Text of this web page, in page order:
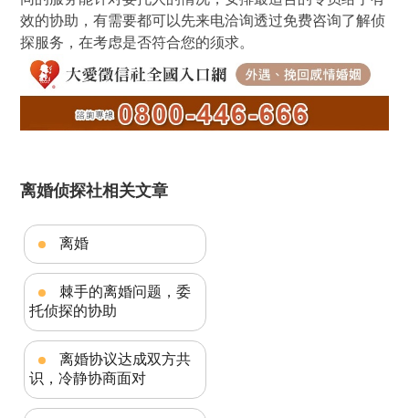
效的协助，有需要都可以先来电洽询透过免费咨询了解侦
探服务，在考虑是否符合您的须求。
离婚侦探社相关文章
离婚
棘手的离婚问题，委
托侦探的协助
离婚协议达成双方共
识，冷静协商面对